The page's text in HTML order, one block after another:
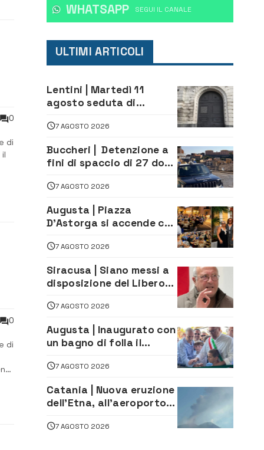
0
di
0
di
WHATSAPP ‎SEGUI IL CANALE
ULTIMI ARTICOLI
Lentini | Martedì 11
agosto seduta di
7 AGOSTO 2026
Buccheri | Detenzione a
fini di spaccio di 27 dosi
20enni
7 AGOSTO 2026
Augusta | Piazza
D’Astorga si accende con
Burraco “Sotto le Stelle”
7 AGOSTO 2026
Siracusa | Siano messi a
disposizione del Libero
relativi alla
privatizzazione della Sac
7 AGOSTO 2026
Augusta | Inaugurato con
un bagno di folla il
Moro
7 AGOSTO 2026
Catania | Nuova eruzione
dell’Etna, all’aeroporto
dirottati
7 AGOSTO 2026